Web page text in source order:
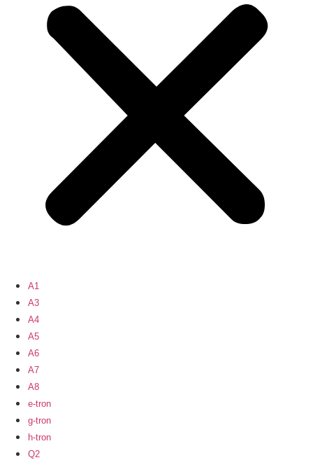
A1
A3
A4
A5
A6
A7
A8
e-tron
g-tron
h-tron
Q2